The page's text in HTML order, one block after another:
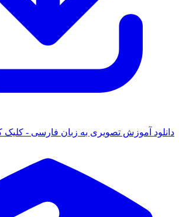
تصویری به زبان فارسی - کلیک کنید